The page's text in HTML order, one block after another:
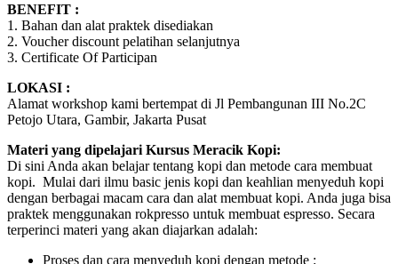
BENEFIT :
1. Bahan dan alat praktek disediakan
2. Voucher discount pelatihan selanjutnya
3. Certificate Of Participan
LOKASI :
Alamat workshop kami bertempat di Jl Pembangunan III No.2C
Petojo Utara, Gambir, Jakarta Pusat
Materi yang dipelajari Kursus Meracik Kopi:
Di sini Anda akan belajar tentang kopi dan metode cara membuat
kopi. Mulai dari ilmu basic jenis kopi dan keahlian menyeduh kopi
dengan berbagai macam cara dan alat membuat kopi. Anda juga bisa
praktek menggunakan rokpresso untuk membuat espresso. Secara
terperinci materi yang akan diajarkan adalah:
Proses dan cara menyeduh kopi dengan metode :